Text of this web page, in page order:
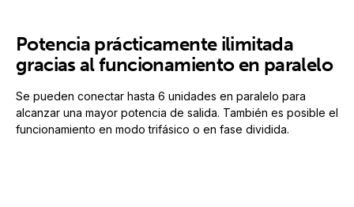
Potencia prácticamente ilimitada
gracias al funcionamiento en paralelo
Se pueden conectar hasta 6 unidades en paralelo para
alcanzar una mayor potencia de salida. También es posible el
funcionamiento en modo trifásico o en fase dividida.